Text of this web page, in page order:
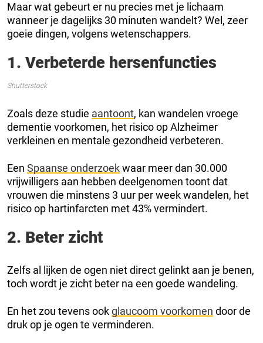
Maar wat gebeurt er nu precies met je lichaam
wanneer je dagelijks 30 minuten wandelt? Wel, zeer
goeie dingen, volgens wetenschappers.
1. Verbeterde hersenfuncties
Shutterstock
Zoals deze studie aantoont, kan wandelen vroege
dementie voorkomen, het risico op Alzheimer
verkleinen en mentale gezondheid verbeteren.
Een Spaanse onderzoekwaar meer dan 30.000
vrijwilligers aan hebben deelgenomen toont dat
vrouwen die minstens 3 uur per week wandelen, het
risico op hartinfarcten met 43% vermindert.
2. Beter zicht
Zelfs al lijken de ogen niet direct gelinkt aan je benen,
toch wordt je zicht beter na een goede wandeling.
En het zou tevens ookglaucoom voorkomen door de
druk op je ogen te verminderen.